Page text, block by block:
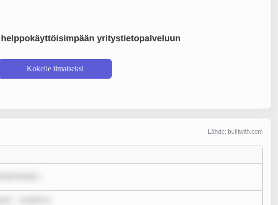
yritystietopalveluun
Kokeile ilmaiseksi
Lähde: builtwith.com